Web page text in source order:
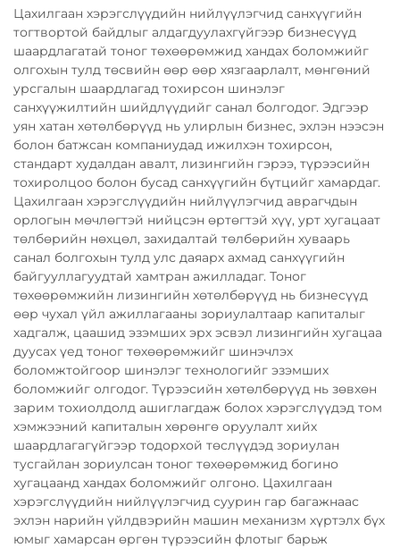
Цахилгаан хэрэгслүүдийн нийлүүлэгчид санхүүгийн
тогтвортой байдлыг алдагдуулахгүйгээр бизнесүүд
шаардлагатай тоног төхөөрөмжид хандах боломжийг
олгохын тулд төсвийн өөр өөр хязгаарлалт, мөнгөний
урсгалын шаардлагад тохирсон шинэлэг
санхүүжилтийн шийдлүүдийг санал болгодог. Эдгээр
уян хатан хөтөлбөрүүд нь улирлын бизнес, эхлэн нээсэн
болон батжсан компаниудад ижилхэн тохирсон,
стандарт худалдан авалт, лизингийн гэрээ, түрээсийн
тохиролцоо болон бусад санхүүгийн бүтцийг хамардаг.
Цахилгаан хэрэгслүүдийн нийлүүлэгчид аврагчдын
орлогын мөчлөгтэй нийцсэн өртөгтэй хүү, урт хугацаат
төлбөрийн нөхцөл, захидалтай төлбөрийн хуваарь
санал болгохын тулд улс даяарх ахмад санхүүгийн
байгууллагуудтай хамтран ажилладаг. Тоног
төхөөрөмжийн лизингийн хөтөлбөрүүд нь бизнесүүд
өөр чухал үйл ажиллагааны зориулалтаар капиталыг
хадгалж, цаашид эзэмших эрх эсвэл лизингийн хугацаа
дуусах үед тоног төхөөрөмжийг шинэчлэх
боломжтойгоор шинэлэг технологийг эзэмших
боломжийг олгодог. Түрээсийн хөтөлбөрүүд нь зөвхөн
зарим тохиолдолд ашиглагдаж болох хэрэгслүүдэд том
хэмжээний капиталын хөрөнгө оруулалт хийх
шаардлагагүйгээр тодорхой төслүүдэд зориулан
тусгайлан зориулсан тоног төхөөрөмжид богино
хугацаанд хандах боломжийг олгоно. Цахилгаан
хэрэгслүүдийн нийлүүлэгчид суурин гар багажнаас
эхлэн нарийн үйлдвэрийн машин механизм хүртэлх бүх
юмыг хамарсан өргөн түрээсийн флотыг барьж